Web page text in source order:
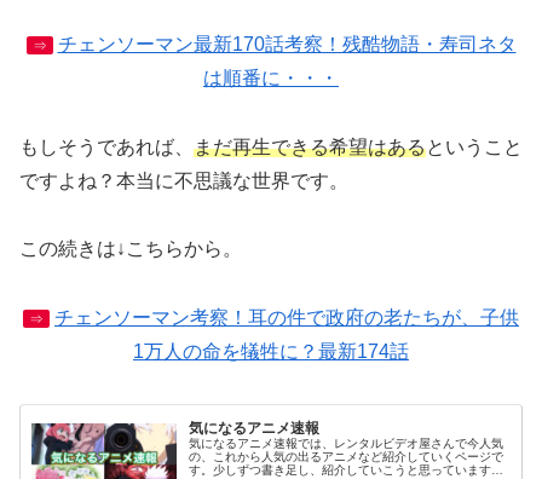
⇒
チェンソーマン最新170話考察！残酷物語・寿司ネタ
は順番に・・・
もしそうであれば、 まだ再生できる希望はあるということ
ですよね？本当に不思議な世界です。
この続きは↓こちらから。
⇒
チェンソーマン考察！耳の件で政府の老たちが、子供
1万人の命を犠牲に？最新174話
気になるアニメ速報
気になるアニメ速報では、レンタルビデオ屋さんで今人気
の、これから人気の出るアニメなど紹介していくページで
す。少しずつ書き足し、紹介していこうと思っています。